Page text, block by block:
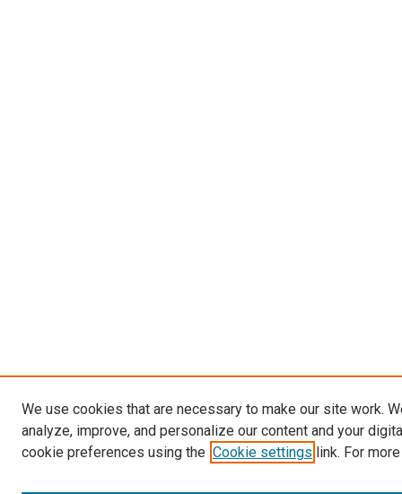
We use cookies that are necessary to make our site work.
analyze, improve, and personalize our content and your
cookie preferences using the Cookie settings link. For